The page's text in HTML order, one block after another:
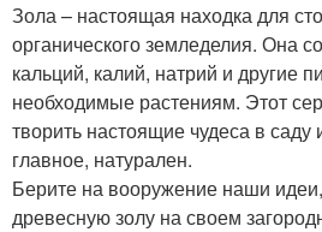
Зола – настоящая находка для
органического земледелия. Она
кальций, калий, натрий и другие
необходимые растениям. Этот
творить настоящие чудеса в саду
главное, натурален.
Берите на вооружение наши идеи,
древесную золу на своем